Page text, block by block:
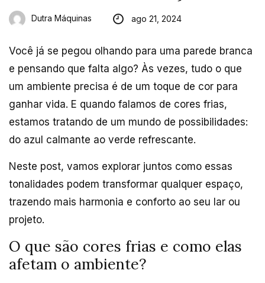
Dutra Máquinas ago 21, 2024
Você já se pegou olhando para uma parede branca
e pensando que falta algo? Às vezes, tudo o que
um ambiente precisa é de um toque de cor para
ganhar vida. E quando falamos de cores frias,
estamos tratando de um mundo de possibilidades:
do azul calmante ao verde refrescante.
Neste post, vamos explorar juntos como essas
tonalidades podem transformar qualquer espaço,
trazendo mais harmonia e conforto ao seu lar ou
projeto.
O que são cores frias e como elas
afetam o ambiente?